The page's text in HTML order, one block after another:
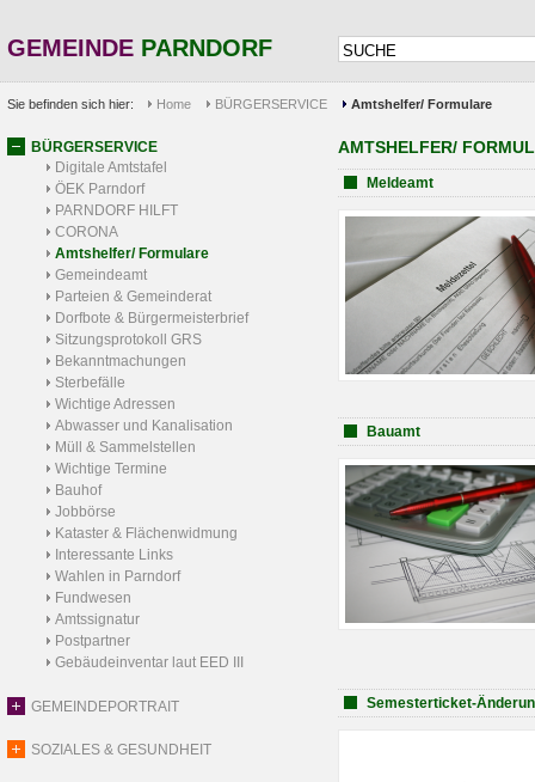
GEMEINDE PARNDORF
Sie befinden sich hier: Home BÜRGERSERVICE Amtshelfer/ Formulare
BÜRGERSERVICE
Digitale Amtstafel
ÖEK Parndorf
PARNDORF HILFT
CORONA
Amtshelfer/ Formulare
Gemeindeamt
Parteien & Gemeinderat
Dorfbote & Bürgermeisterbrief
Sitzungsprotokoll GRS
Bekanntmachungen
Sterbefälle
Wichtige Adressen
Abwasser und Kanalisation
Müll & Sammelstellen
Wichtige Termine
Bauhof
Jobbörse
Kataster & Flächenwidmung
Interessante Links
Wahlen in Parndorf
Fundwesen
Amtssignatur
Postpartner
Gebäudeinventar laut EED III
GEMEINDEPORTRAIT
SOZIALES & GESUNDHEIT
AMTSHELFER/
Meldeamt
Bauamt
Semesterticket-